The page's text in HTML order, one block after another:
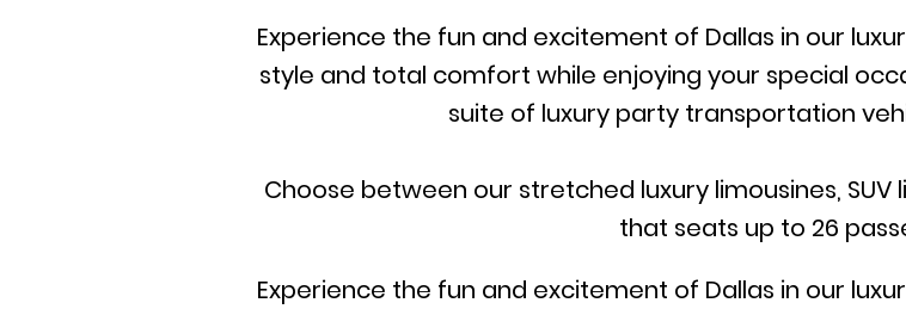
Experience the fun and excitement of Dallas in our
style and total comfort while enjoying your special
suite of luxury party transportation
Choose between our stretched luxury limousines,
that seats up to 26
Experience the fun and excitement of Dallas in our